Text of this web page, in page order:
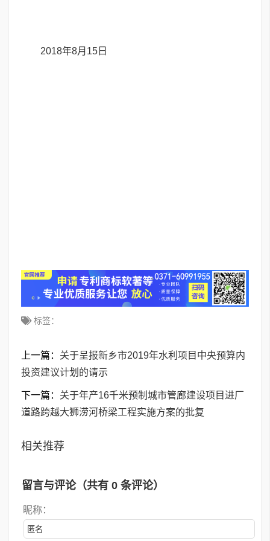
2018年8月15日
标签：
上一篇： 关于呈报新乡市2019年水利项目中央预算内
投资建议计划的请示
下一篇： 关于年产16千米预制城市管廊建设项目进厂
道路跨越大狮涝河桥梁工程实施方案的批复
相关推荐
留言与评论（共有 0 条评论）
昵称：